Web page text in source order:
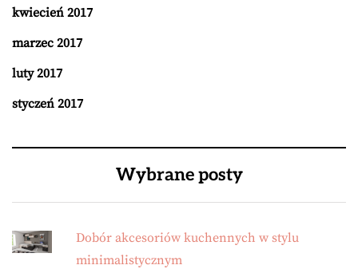
kwiecień 2017
marzec 2017
luty 2017
styczeń 2017
Wybrane posty
Dobór akcesoriów kuchennych w stylu
minimalistycznym